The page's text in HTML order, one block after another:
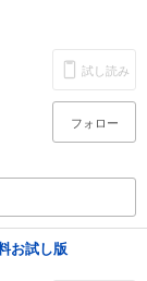
試し読み
フォロー
お試し版